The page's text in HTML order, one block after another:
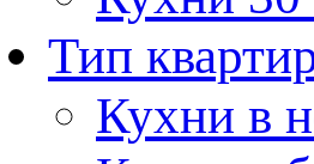
Тип
Кухни в